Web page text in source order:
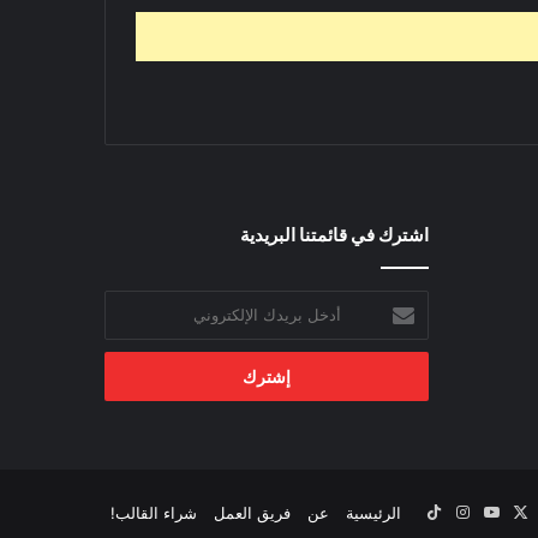
اشترك في قائمتنا البريدية
بريدك
الإلكتروني
الرئيسية عن فريق العمل شراء القالب! ‫YouTubeانستقرام‫TikTok